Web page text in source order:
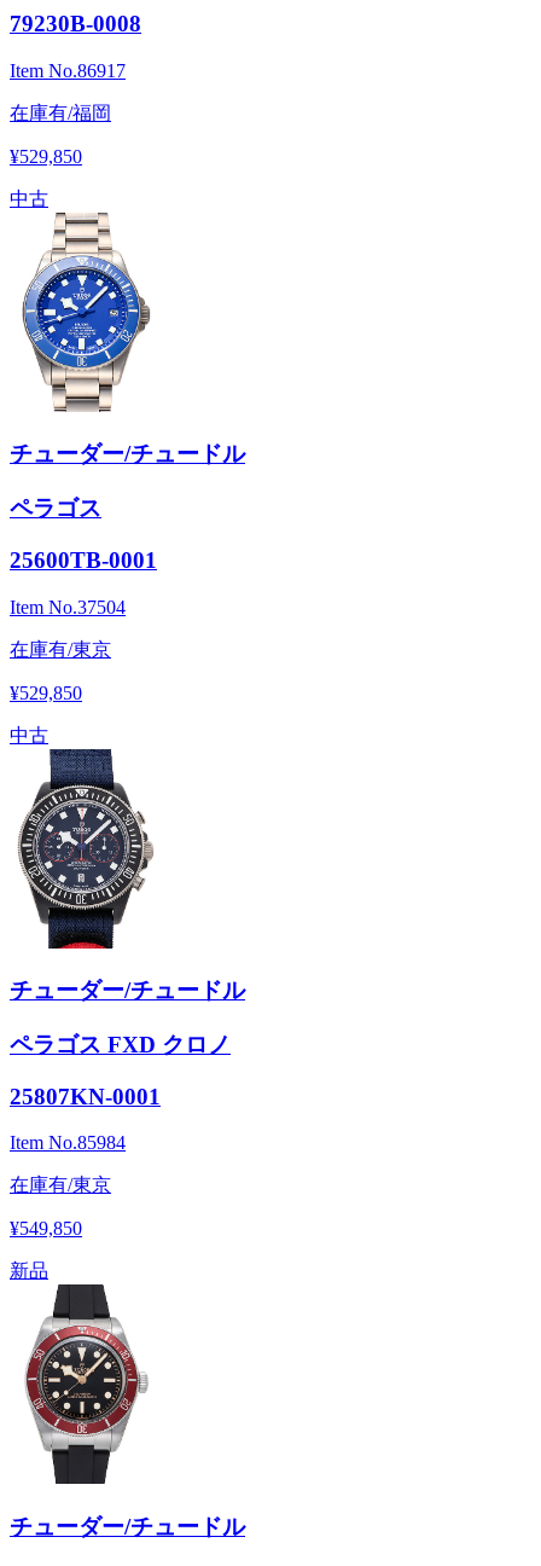
79230B-0008
Item No.86917
在庫有/福岡
¥529,850
中古
チューダー/チュードル
ペラゴス
25600TB-0001
Item No.37504
在庫有/東京
¥529,850
中古
チューダー/チュードル
ペラゴス FXD クロノ
25807KN-0001
Item No.85984
在庫有/東京
¥549,850
新品
チューダー/チュードル